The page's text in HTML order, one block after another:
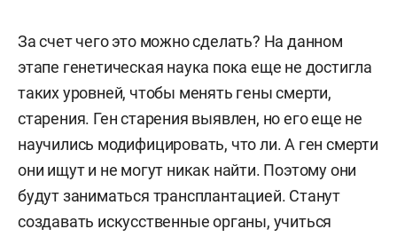
За счет чего это можно сделать? На данном
этапе генетическая наука пока еще не достигла
таких уровней, чтобы менять гены смерти,
старения. Ген старения выявлен, но его еще не
научились модифицировать, что ли. А ген смерти
они ищут и не могут никак найти. Поэтому они
будут заниматься трансплантацией. Станут
создавать искусственные органы, учиться